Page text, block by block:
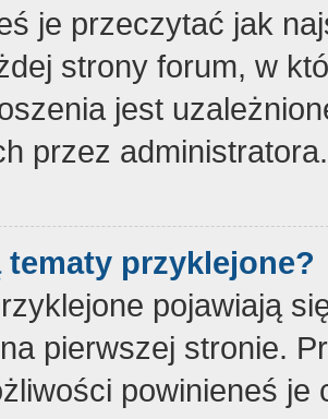
je przeczytać jak
strony forum, w
jest
przez administratora.
tematy przyklejone?
pojawiają
pierwszej stronie.
powinieneś je